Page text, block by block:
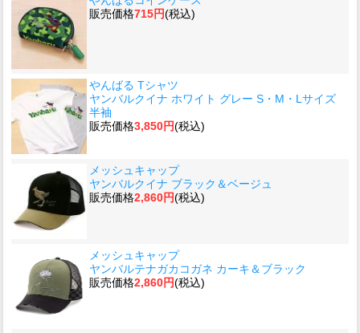
販売価格715円(税込)
やんばる Tシャツ
ヤンバルクイナ ホワイト グレー S・M・Lサイズ
半袖
販売価格3,850円(税込)
メッシュキャップ
ヤンバルクイナ ブラック＆ベージュ
販売価格2,860円(税込)
メッシュキャップ
ヤンバルテナガカコガネ カーキ＆ブラック
販売価格2,860円(税込)